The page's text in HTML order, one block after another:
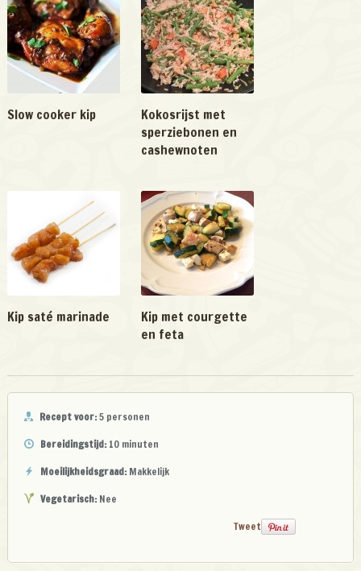
Slow cooker kip
Kokosrijst met
sperziebonen en
cashewnoten
Kip saté marinade
Kip met courgette
en feta
Recept voor:5 personen
Bereidingstijd:10 minuten
Moeilijkheidsgraad:Makkelijk
Vegetarisch:Nee
Tweet